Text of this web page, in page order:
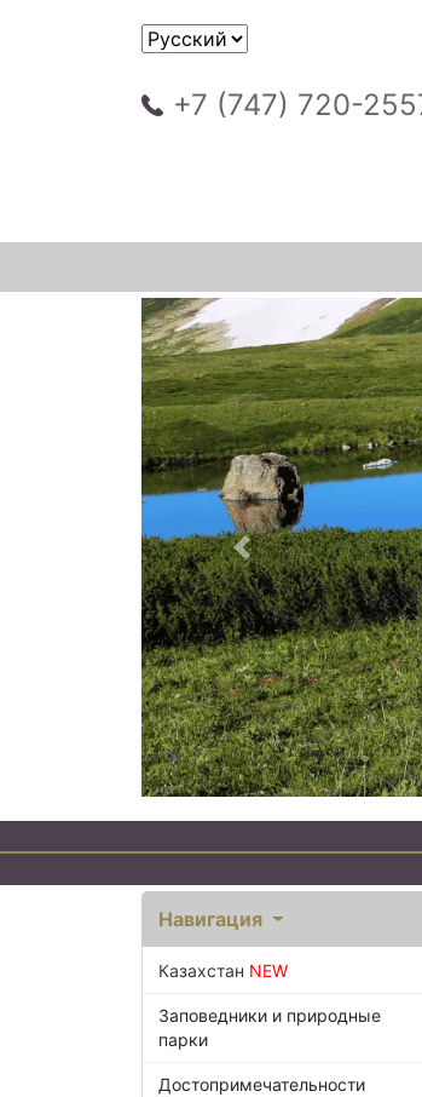
+7 (747) 720-
Предыдущий
Навигация
Казахстан NEW
Заповедники и природные
парки
Достопримечательности